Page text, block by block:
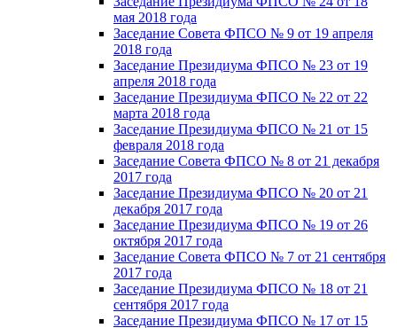
мая 2018 года
Заседание Совета ФПСО № 9 от 19 апреля
2018 года
Заседание Президиума ФПСО № 23 от 19
апреля 2018 года
Заседание Президиума ФПСО № 22 от 22
марта 2018 года
Заседание Президиума ФПСО № 21 от 15
февраля 2018 года
Заседание Совета ФПСО № 8 от 21 декабря
2017 года
Заседание Президиума ФПСО № 20 от 21
декабря 2017 года
Заседание Президиума ФПСО № 19 от 26
октября 2017 года
Заседание Совета ФПСО № 7 от 21 сентября
2017 года
Заседание Президиума ФПСО № 18 от 21
сентября 2017 года
Заседание Президиума ФПСО № 17 от 15